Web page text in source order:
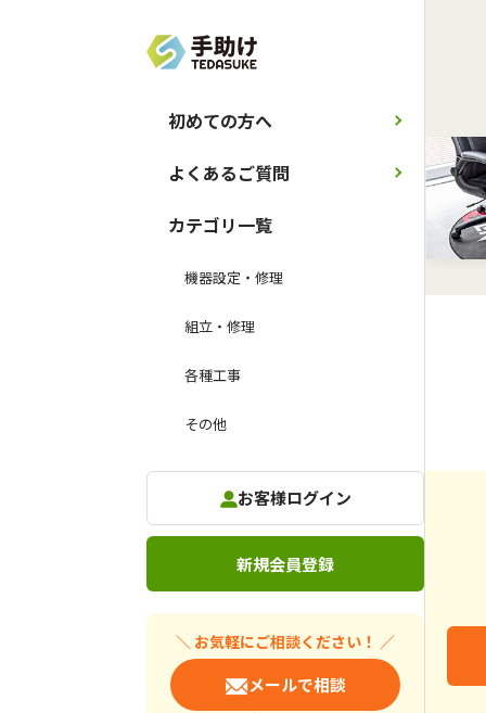
初めての方へ
カテゴリ一覧
機器設定・修理
組立・修理
各種工事
その他
よくあるご質問
お客様ログイン
新規会員登録
＼ お気軽にご相談ください！ ／
メールで相談